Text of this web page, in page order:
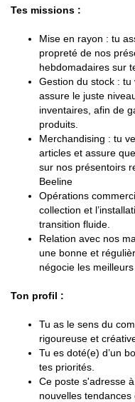
Tes missions :
Mise en rayon : tu
propreté de nos
hebdomadaires sur
Gestion du stock :
assure le juste
inventaires, afin de
produits.
Merchandising : tu
articles et assure
sur nos présentoirs
Beeline
Opérations
collection et
transition fluide.
Relation avec nos
une bonne et
négocie les
Ton profil :
Tu as le sens du
rigoureuse et
Tu es doté(e) d’un
tes priorités.
Ce poste s'adresse
nouvelles